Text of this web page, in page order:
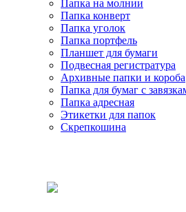
Папка на молнии
Папка конверт
Папка уголок
Папка портфель
Планшет для бумаги
Подвесная регистратура
Архивные папки и короба
Папка для бумаг с
Папка адресная
Этикетки для папок
Скрепкошина